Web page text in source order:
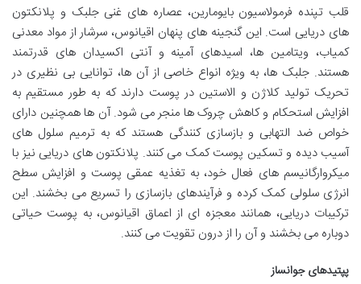
قلب تپنده فرمولاسیون بایومارین، عصاره های غنی جلبک و پلانکتون
های دریایی است. این گنجینه های پنهان اقیانوس، سرشار از مواد معدنی
کمیاب، ویتامین ها، اسیدهای آمینه و آنتی اکسیدان های قدرتمند
هستند. جلبک ها، به ویژه انواع خاصی از آن ها، توانایی بی نظیری در
تحریک تولید کلاژن و الاستین در پوست دارند که به طور مستقیم به
افزایش استحکام و کاهش چروک ها منجر می شود. آن ها همچنین دارای
خواص ضد التهابی و بازسازی کنندگی هستند که به ترمیم سلول های
آسیب دیده و تسکین پوست کمک می کنند. پلانکتون های دریایی نیز با
میکروارگانیسم های فعال خود، به تغذیه عمقی پوست و افزایش سطح
انرژی سلولی کمک کرده و فرآیندهای بازسازی را تسریع می بخشند. این
ترکیبات دریایی، همانند معجزه ای از اعماق اقیانوس، به پوست حیاتی
دوباره می بخشند و آن را از درون تقویت می کنند.
پپتیدهای جوانساز